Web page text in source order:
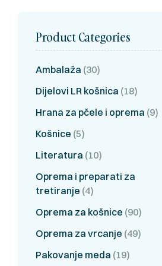
Product Categories
Ambalaža (30)
Dijelovi LR košnica (18)
Hrana za pčele i oprema (9)
Košnice (5)
Literatura (10)
Oprema i preparati za
tretiranje (4)
Oprema za košnice (90)
Oprema za vrcanje (49)
Pakovanje meda (19)